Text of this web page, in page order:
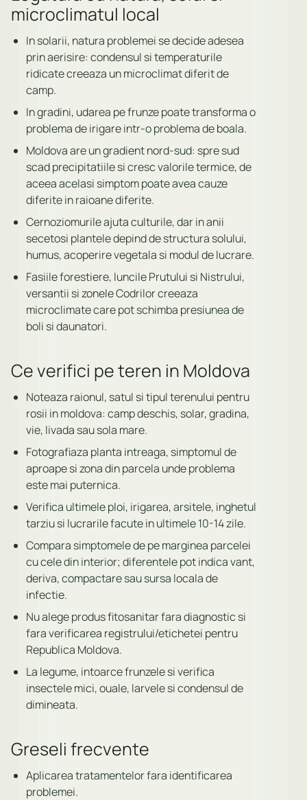
microclimatul local
In solarii, natura problemei se decide adesea
prin aerisire: condensul si temperaturile
ridicate creeaza un microclimat diferit de
camp.
In gradini, udarea pe frunze poate transforma o
problema de irigare intr-o problema de boala.
Moldova are un gradient nord-sud: spre sud
scad precipitatiile si cresc valorile termice, de
aceea acelasi simptom poate avea cauze
diferite in raioane diferite.
Cernoziomurile ajuta culturile, dar in anii
secetosi plantele depind de structura solului,
humus, acoperire vegetala si modul de lucrare.
Fasiile forestiere, luncile Prutului si Nistrului,
versantii si zonele Codrilor creeaza
microclimate care pot schimba presiunea de
boli si daunatori.
Ce verifici pe teren in Moldova
Noteaza raionul, satul si tipul terenului pentru
rosii in moldova: camp deschis, solar, gradina,
vie, livada sau sola mare.
Fotografiaza planta intreaga, simptomul de
aproape si zona din parcela unde problema
este mai puternica.
Verifica ultimele ploi, irigarea, arsitele, inghetul
tarziu si lucrarile facute in ultimele 10-14 zile.
Compara simptomele de pe marginea parcelei
cu cele din interior; diferentele pot indica vant,
deriva, compactare sau sursa locala de
infectie.
Nu alege produs fitosanitar fara diagnostic si
fara verificarea registrului/etichetei pentru
Republica Moldova.
La legume, intoarce frunzele si verifica
insectele mici, ouale, larvele si condensul de
dimineata.
Greseli frecvente
Aplicarea tratamentelor fara identificarea
problemei.